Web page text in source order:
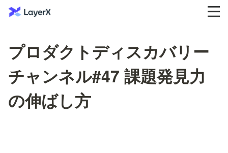
プロダクトディスカバリー
チャンネル#47 課題発見力
の伸ばし方